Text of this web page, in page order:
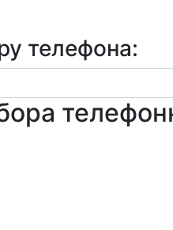
телефона: